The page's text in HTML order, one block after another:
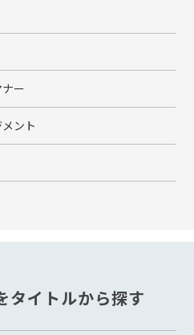
ー
ント
タイトルから探す